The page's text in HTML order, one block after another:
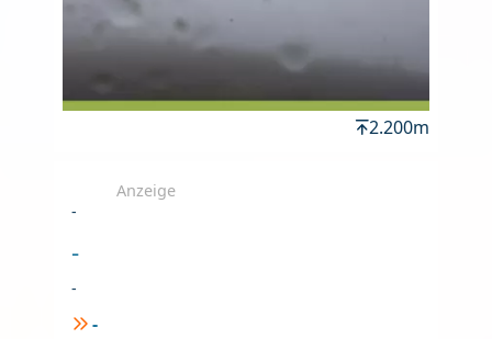
2.200m
Anzeige
-
-
-
-